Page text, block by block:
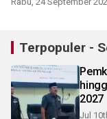
Terpopuler -
2027
Jul